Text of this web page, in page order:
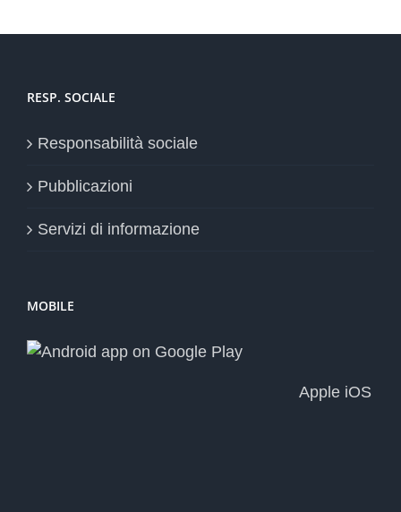
RESP. SOCIALE
Responsabilità sociale
Pubblicazioni
Servizi di informazione
MOBILE
Apple iOS